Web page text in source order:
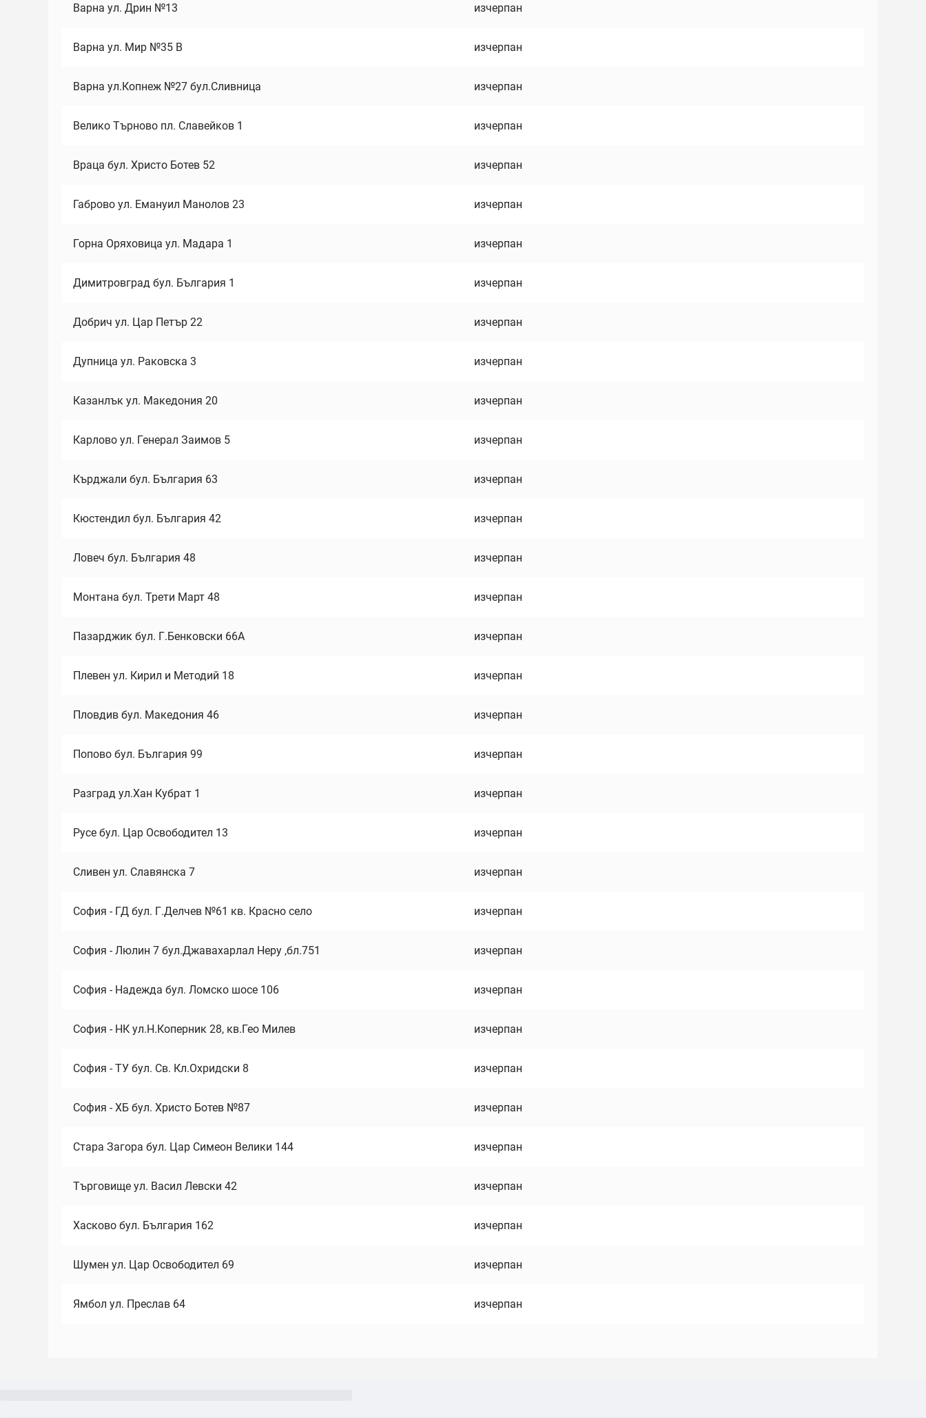
Варна ул. Дрин №13 изчерпан
Варна ул. Мир №35 В изчерпан
Варна ул.Копнеж №27 бул.Сливница изчерпан
Велико Търново пл. Славейков 1 изчерпан
Враца бул. Христо Ботев 52 изчерпан
Габрово ул. Емануил Манолов 23 изчерпан
Горна Оряховица ул. Мадара 1 изчерпан
Димитровград бул. България 1 изчерпан
Добрич ул. Цар Петър 22 изчерпан
Дупница ул. Раковска 3 изчерпан
Казанлък ул. Македония 20 изчерпан
Карлово ул. Генерал Заимов 5 изчерпан
Кърджали бул. България 63 изчерпан
Кюстендил бул. България 42 изчерпан
Ловеч бул. България 48 изчерпан
Монтана бул. Трети Март 48 изчерпан
Пазарджик бул. Г.Бенковски 66А изчерпан
Плевен ул. Кирил и Методий 18 изчерпан
Пловдив бул. Македония 46 изчерпан
Попово бул. България 99 изчерпан
Разград ул.Хан Кубрат 1 изчерпан
Русе бул. Цар Освободител 13 изчерпан
Сливен ул. Славянска 7 изчерпан
София - ГД бул. Г.Делчев №61 кв. Красно село изчерпан
София - Люлин 7 бул.Джавахарлал Неру ,бл.751 изчерпан
София - Надежда бул. Ломско шосе 106 изчерпан
София - НК ул.Н.Коперник 28, кв.Гео Милев изчерпан
София - ТУ бул. Св. Кл.Охридски 8 изчерпан
София - ХБ бул. Христо Ботев №87 изчерпан
Стара Загора бул. Цар Симеон Велики 144 изчерпан
Търговище ул. Васил Левски 42 изчерпан
Хасково бул. България 162 изчерпан
Шумен ул. Цар Освободител 69 изчерпан
Ямбол ул. Преслав 64 изчерпан